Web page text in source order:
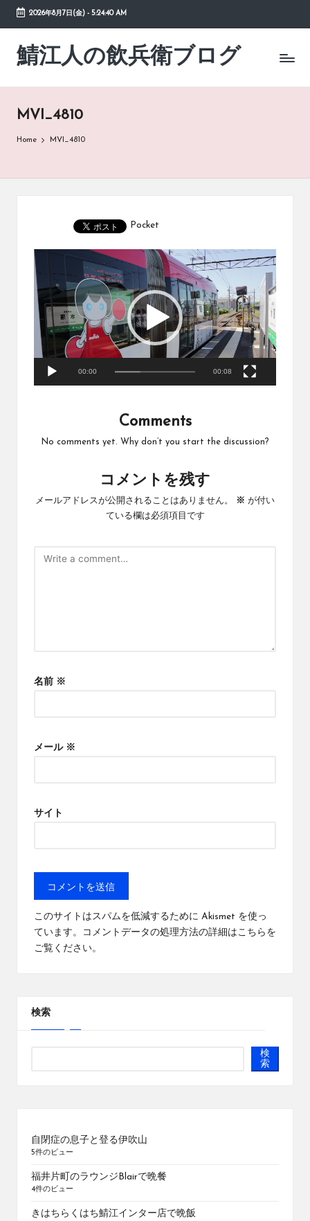
Skip
content
2026年8月7日(金)- 5:24:40 AM
鯖江人の飲兵衛ブログ
日々
の
草
MVI_4810
Home MVI_4810
Pocket
動
画
プ
レ
ー
ヤ
ー
00:00 00:08
Comments
No comments yet. Why don’t you start the discussion?
コメントを残す
メールアドレスが公開されることはありません。 ※ が付い
ている欄は必須項目です
名前 ※
メール ※
サイト
このサイトはスパムを低減するために Akismet を使っ
ています。
コメントデータの処理方法の詳細はこちらを
ご覧ください。
検索
検
索
自閉症の息子と登る伊吹山
5件のビュー
福井片町のラウンジBlairで晩餐
4件のビュー
きはちらくはち鯖江インター店で晩飯